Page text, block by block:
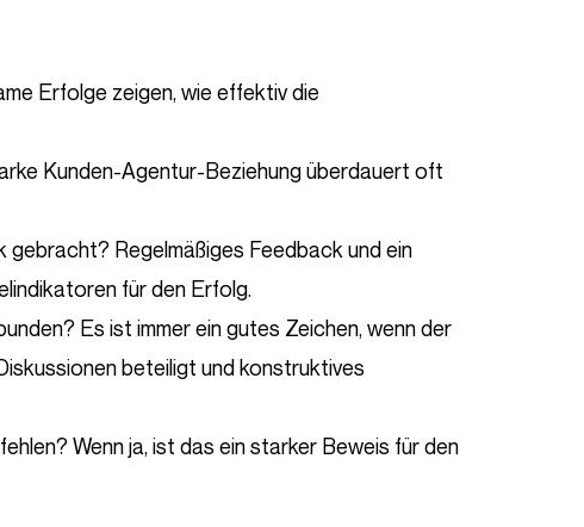
Erfolge zeigen, wie effektiv die
Kunden-Agentur-Beziehung überdauert oft
Regelmäßiges Feedback und ein
für den Erfolg.
Es ist immer ein gutes Zeichen, wenn der
beteiligt und konstruktives
Wenn ja, ist das ein starker Beweis für den